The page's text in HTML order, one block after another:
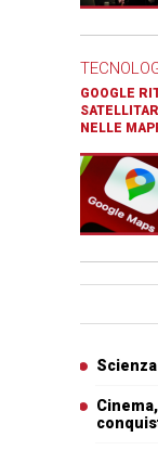
GOOGLE
NELLE